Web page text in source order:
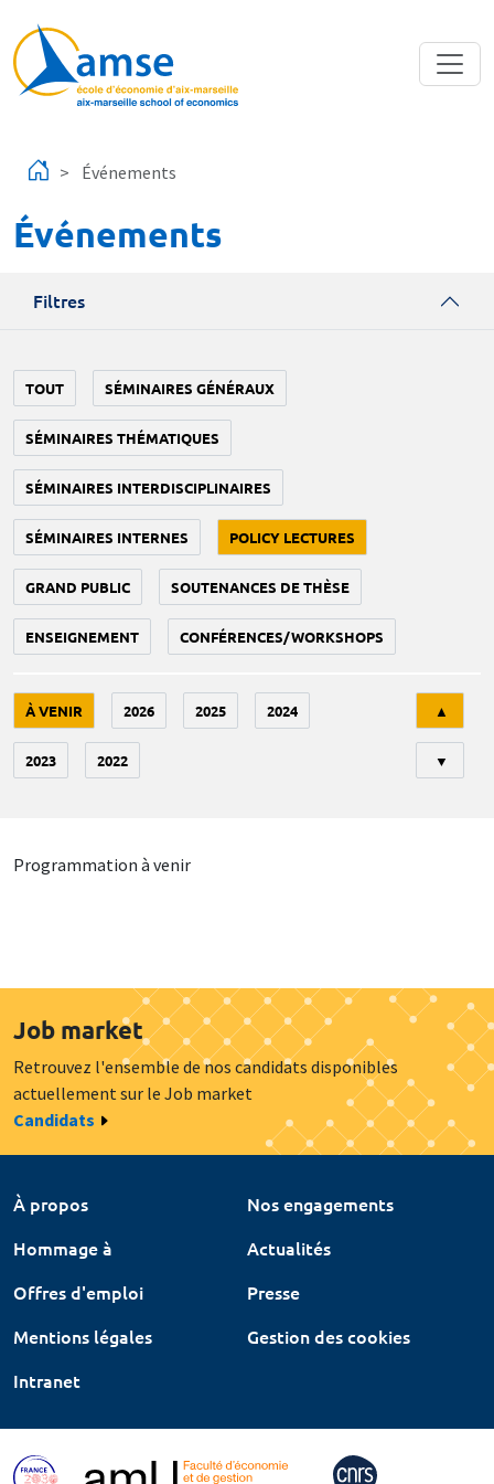
Événements
Événements
Filtres
TOUT SÉMINAIRES GÉNÉRAUX
SÉMINAIRES THÉMATIQUES
SÉMINAIRES INTERDISCIPLINAIRES
SÉMINAIRES INTERNES POLICY LECTURES
GRAND PUBLIC SOUTENANCES DE THÈSE
ENSEIGNEMENT CONFÉRENCES/WORKSHOPS
À VENIR 2026 2025 2024
2023 2022
▲
▼
Programmation à venir
Job market
Retrouvez l'ensemble de nos candidats disponibles
actuellement sur le Job market
Candidats
À propos
Nos engagements
Hommage à
Actualités
Offres d'emploi
Presse
Mentions légales
Gestion des cookies
Intranet